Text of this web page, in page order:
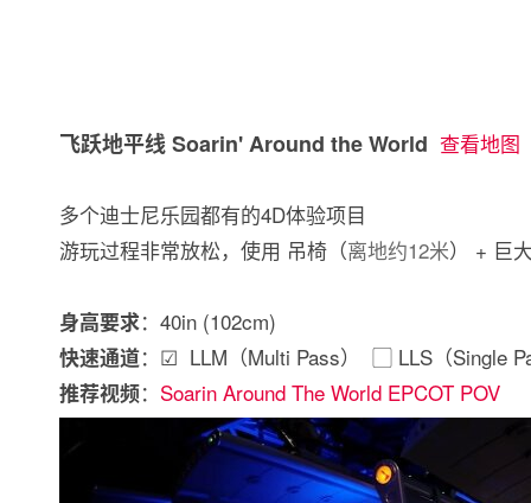
飞跃地平线 Soarin' Around the World 查看地图
多个迪士尼乐园都有的4D体验项目
游玩过程非常放松，使用 吊椅（离地约12米） + 巨
身高要求：40in (102cm)
快速通道：☑ LLM（Multi Pass） ▢ LLS（Single
推荐视频： Soarin Around The World EPCOT POV